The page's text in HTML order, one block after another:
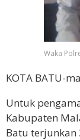
Waka
KOTA BATU-
Untuk
Kabupaten
Batu terjunkan